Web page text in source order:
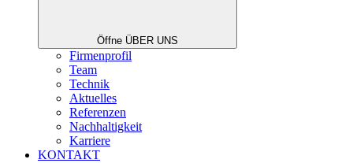
Öffne ÜBER UNS
Firmenprofil
Team
Technik
Aktuelles
Referenzen
Nachhaltigkeit
Karriere
KONTAKT